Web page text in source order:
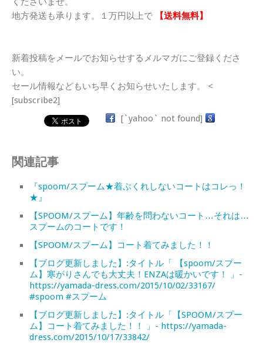
地方発送も承ります。１万円以上で
【送料無料】
新着投稿をメールでお知らせするメルマガにご登録くださ
い。
セール情報などもいち早くお知らせいたします。 <
[subscribe2]
[`yahoo` not found]
関連記事
『spoom/スプーム★着ぶくれしないコートはコレっ！
★』
【SPOOM/スプーム】年齢を問わないコート…それは…
スプームのコートです！
【SPOOM/スプーム】コート着てみました！！
【ブログ更新しました】:タイトル「 【spoom/スプー
ム】寒がりさんでも大丈夫！ENZAは暖かいです！ 」-
https://yamada-dress.com/2015/10/02/33167/
#spoom #スプーム
【ブログ更新しました】:タイトル「【SPOOM/スプー
ム】コート着てみました！！ 」- https://yamada-
dress.com/2015/10/17/33842/